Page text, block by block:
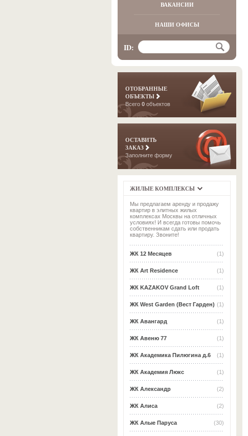
ВАКАНСИИ
НАШИ ОФИСЫ
ID:
ОТОБРАННЫЕ
ОБЪЕКТЫ
Всего 0 объектов
ОСТАВИТЬ
ЗАКАЗ
Заполните форму
ЖИЛЫЕ КОМПЛЕКСЫ
Мы предлагаем аренду и продажу
квартир в элитных жилых
комплексах Москвы на отличных
условиях! И всегда готовы помочь
собственникам сдать или продать
квартиру. Звоните!
(1)
ЖК 12 Месяцев
(1)
ЖК Art Residence
(1)
ЖК KAZAKOV Grand Loft
(1)
ЖК West Garden (Вест Гарден)
(1)
ЖК Авангард
(1)
ЖК Авеню 77
(1)
ЖК Академика Пилюгина д.6
(1)
ЖК Академия Люкс
(2)
ЖК Александр
(2)
ЖК Алиса
(30)
ЖК Алые Паруса